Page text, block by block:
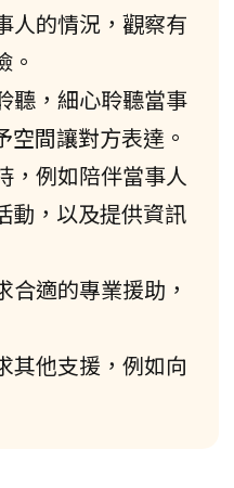
人的情況，觀察有
。
聽，細心聆聽當事
間讓對方表達。
，例如陪伴當事人
動，以及提供資訊
合適的專業援助，
其他支援，例如向